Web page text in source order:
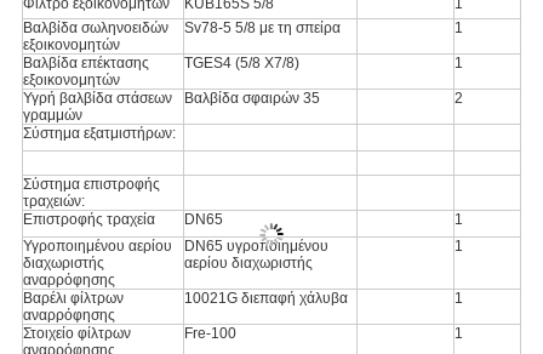
Φίλτρο εξοικονομητών KUB165S 5/8
1
Βαλβίδα σωληνοειδών
εξοικονομητών
Sv78-5 5/8 με τη σπείρα 1
Βαλβίδα επέκτασης
εξοικονομητών
TGES4 (5/8 X7/8) 1
Υγρή βαλβίδα στάσεων
γραμμών
Βαλβίδα σφαιρών 35 2
Σύστημα εξατμιστήρων:
Σύστημα επιστροφής
τραχειών:
Επιστροφής τραχεία
DN65
1
Υγροποιημένου αερίου
διαχωριστής
αναρρόφησης
DN65 υγροποιημένου
αερίου διαχωριστής
1
Βαρέλι φίλτρων
αναρρόφησης
10021G διεπαφή χάλυβα 1
Στοιχείο φίλτρων
Fre-100 1